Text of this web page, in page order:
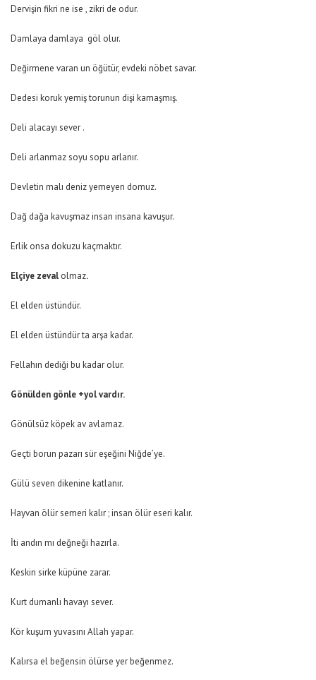
Dervişin fikri ne ise , zikri de odur.
Damlaya damlaya göl olur.
Değirmene varan un öğütür, evdeki nöbet savar.
Dedesi koruk yemiş torunun dişi kamaşmış.
Deli alacayı sever .
Deli arlanmaz soyu sopu arlanır.
Devletin malı deniz yemeyen domuz.
Dağ dağa kavuşmaz insan insana kavuşur.
Erlik onsa dokuzu kaçmaktır.
Elçiye zeval olmaz.
El elden üstündür.
El elden üstündür ta arşa kadar.
Fellahın dediği bu kadar olur.
Gönülden gönle +yol vardır.
Gönülsüz köpek av avlamaz.
Geçti borun pazarı sür eşeğini Niğde’ye.
Gülü seven dikenine katlanır.
Hayvan ölür semeri kalır ; insan ölür eseri kalır.
İti andın mı değneği hazırla.
Keskin sirke küpüne zarar.
Kurt dumanlı havayı sever.
Kör kuşum yuvasını Allah yapar.
Kalırsa el beğensin ölürse yer beğenmez.